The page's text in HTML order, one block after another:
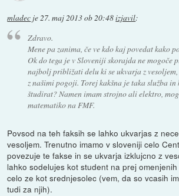
mladec je27. maj 2013 ob 20:48izjavil:
Zdravo.
Mene pa zanima, če ve kdo kaj povedat kako
Ok do tega je v Sloveniji skorajda ne mogoče
najbolj približati delu ki se ukvarja z
z našimi pogoji. Torej kakšna je taka služba
študirat? Namen imam strojno ali elektro,
matematiko na FMF.
Povsod na teh faksih se lahko ukvarjas z
vesoljem. Trenutno imamo v sloveniji celo
povezuje te fakse in se ukvarja izklujcno z
lahko sodelujes kot student na prej
celo ze kot srednjesolec (vem, da so vcasih
tudi za njih).